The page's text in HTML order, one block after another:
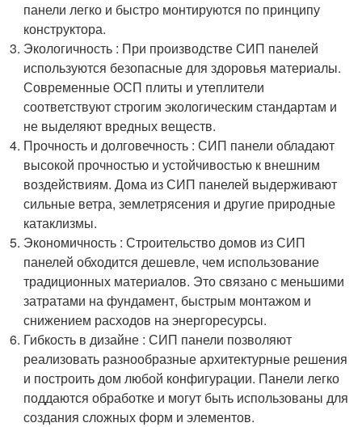
панели легко и быстро монтируются по принципу
конструктора.
Экологичность : При производстве СИП панелей
используются безопасные для здоровья материалы.
Современные ОСП плиты и утеплители
соответствуют строгим экологическим стандартам и
не выделяют вредных веществ.
Прочность и долговечность : СИП панели обладают
высокой прочностью и устойчивостью к внешним
воздействиям. Дома из СИП панелей выдерживают
сильные ветра, землетрясения и другие природные
катаклизмы.
Экономичность : Строительство домов из СИП
панелей обходится дешевле, чем использование
традиционных материалов. Это связано с меньшими
затратами на фундамент, быстрым монтажом и
снижением расходов на энергоресурсы.
Гибкость в дизайне : СИП панели позволяют
реализовать разнообразные архитектурные решения
и построить дом любой конфигурации. Панели легко
поддаются обработке и могут быть использованы для
создания сложных форм и элементов.